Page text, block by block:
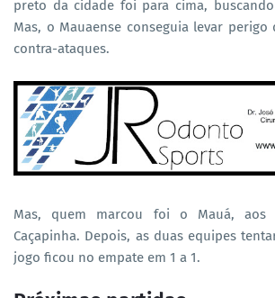
preto da cidade foi para cima,
Mas, o Mauaense conseguia levar perigo
contra-ataques.
Mas, quem marcou foi o Mauá, aos
Caçapinha. Depois, as duas equipes
jogo ficou no empate em 1 a 1.